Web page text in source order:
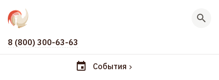
8 (800) 300-63-63
События